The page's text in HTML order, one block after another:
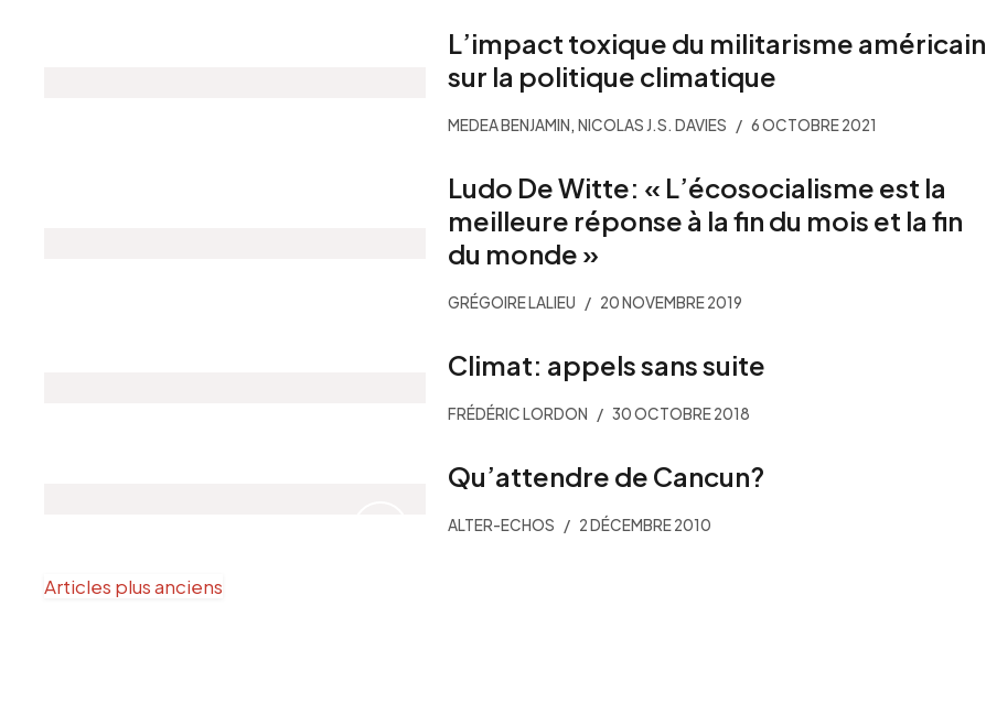
L’impact toxique du militarisme américain
sur la politique climatique
MEDEA BENJAMIN, NICOLAS J.S. DAVIES 6 OCTOBRE 2021
Ludo De Witte: « L’écosocialisme est la
meilleure réponse à la fin du mois et la fin
du monde »
GRÉGOIRE LALIEU 20 NOVEMBRE 2019
Climat: appels sans suite
FRÉDÉRIC LORDON 30 OCTOBRE 2018
Qu’attendre de Cancun?
ALTER-ECHOS 2 DÉCEMBRE 2010
Navigation
Articles plus anciens